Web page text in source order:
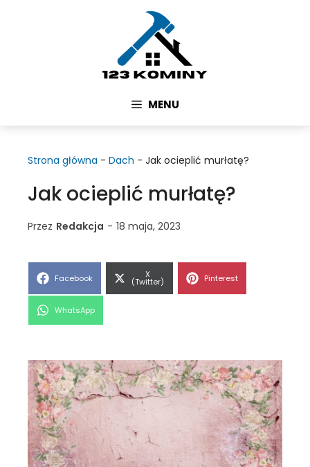
MENU
Strona główna - Dach - Jak ocieplić murłatę?
Jak ocieplić murłatę?
Przez Redakcja - 18 maja, 2023
Share
Facebook Share
on
X
(Twitter) Share
Pinterest
Share
WhatsApp